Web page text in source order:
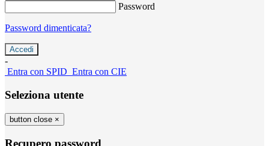
Password
Password dimenticata?
-
Entra con SPID Entra con CIE
Seleziona utente
button close ×
Recupero password